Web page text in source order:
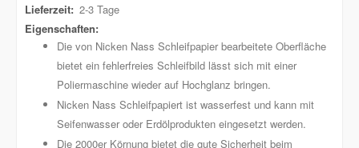
Weitere
Informationen
2-3 Tage
Die von Nicken Nass Schleifpapier bearbeitete Oberfläche
bietet ein fehlerfreies Schleifbild lässt sich mit einer
Poliermaschine wieder auf Hochglanz bringen.
Nicken Nass Schleifpapiert ist wasserfest und kann mit
Seifenwasser oder Erdölprodukten eingesetzt werden.
Die 2000er Körnung bietet die gute Sicherheit beim